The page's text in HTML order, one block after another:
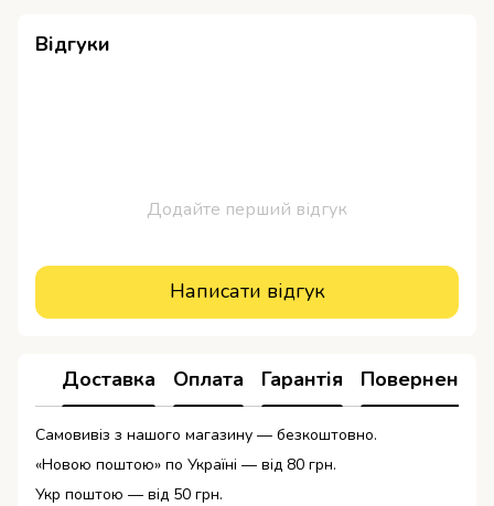
Відгуки
Додайте перший відгук
Написати відгук
Доставка Оплата Гарантія Повернення
Самовивіз з нашого магазину — безкоштовно.
«Новою поштою» по Україні — від 80 грн.
Укр поштою — від 50 грн.